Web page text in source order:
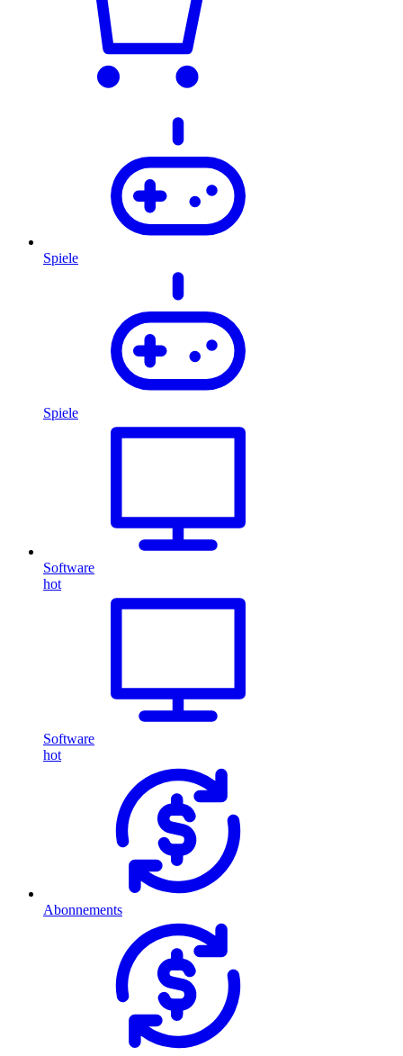
Spiele
Spiele
Software
hot
Software
hot
Abonnements